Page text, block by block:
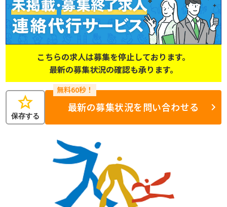
こちらの求人は募集を停止しております。
最新の募集状況の確認も承ります。
star
保存する
最新の募集状況を問い合わせる